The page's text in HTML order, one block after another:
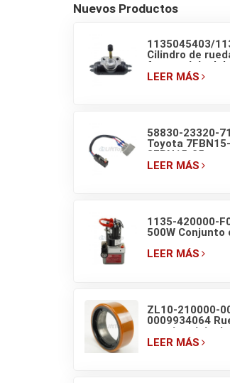
Nuevos Productos
1135045403/
Cilindro de
freno original de
carretilla
LEER MÁS
58830-23320-71
Toyota
8FBN15-25
Microinterruptor
LEER MÁS
1135-420000-
500W Conjunto
hidráulica EP F4
LEER MÁS
ZL10-210000-00
0009934064
motriz original
transpaleta
LEER MÁS